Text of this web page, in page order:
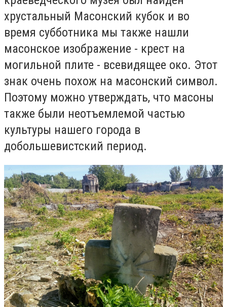
хрустальный Масонский кубок и во
время субботника мы также нашли
масонское изображение - крест на
могильной плите - всевидящее око. Этот
знак очень похож на масонский символ.
Поэтому можно утверждать, что масоны
также были неотъемлемой частью
культуры нашего города в
добольшевистский период.